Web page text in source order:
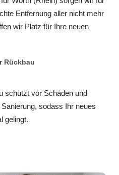
Entfernung aller nicht mehr
wir Platz für Ihre neuen
Rückbau
schützt vor Schäden und
sodass Ihr neues
gelingt.